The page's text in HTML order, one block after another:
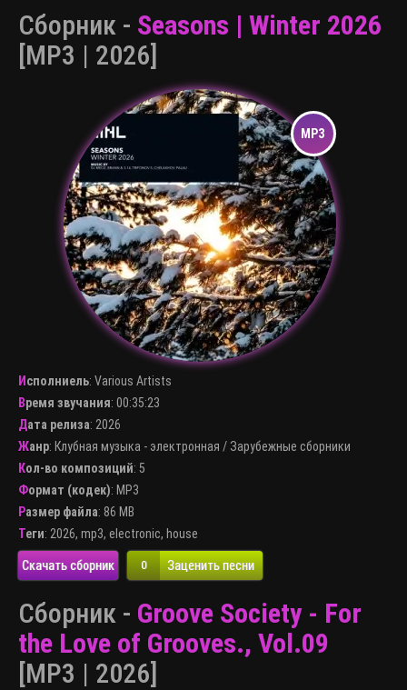
Сборник - Seasons | Winter 2026
[MP3 | 2026]
Исполниель: Various Artists
Время звучания: 00:35:23
Дата релиза: 2026
Жанр: Клубная музыка - электронная / Зарубежные сборники
Кол-во композиций: 5
Формат (кодек): MP3
Размер файла: 86 MB
Теги: 2026, mp3, electronic, house
Скачать сборник 0 Заценить песни
Сборник - Groove Society - For
the Love of Grooves., Vol.09
[MP3 | 2026]